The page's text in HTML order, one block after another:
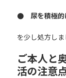
● 尿を積極的
を少し処方しま
ご本人と
活の注意